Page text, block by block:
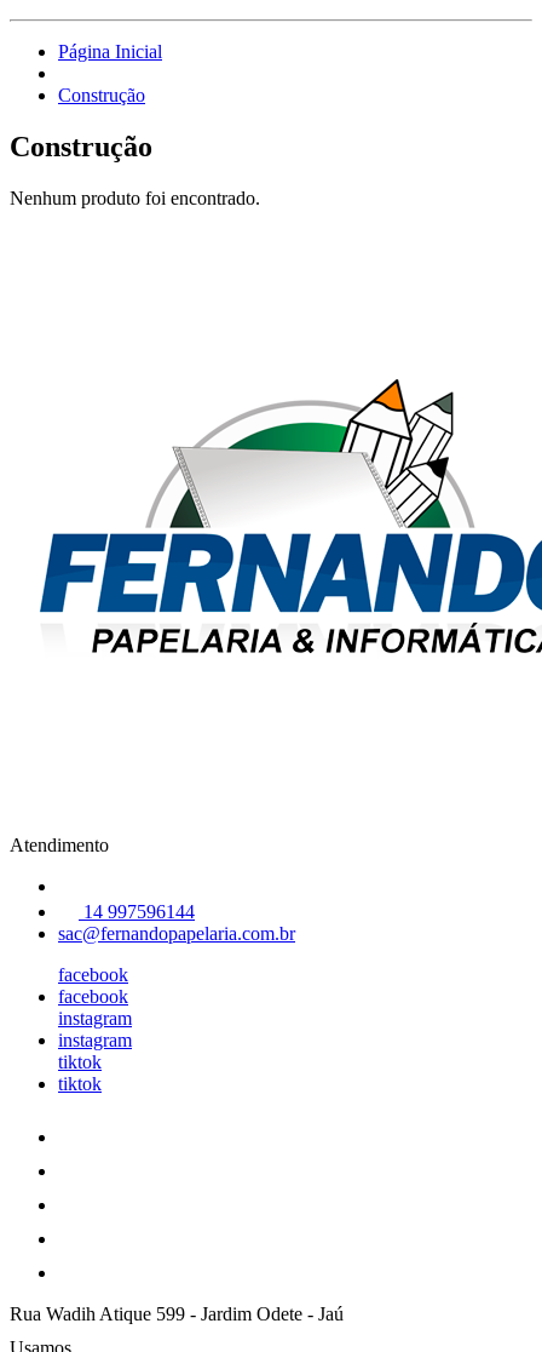
Página Inicial
Construção
Construção
Nenhum produto foi encontrado.
Atendimento
14 997596144
sac@fernandopapelaria.com.br
facebook
facebook
instagram
instagram
tiktok
tiktok
Rua Wadih Atique 599 - Jardim Odete - Jaú
Usamos